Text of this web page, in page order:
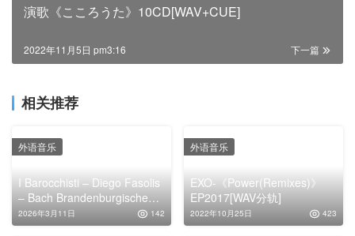
演歌《こころうた》10CD[WAV+CUE]
下一篇
2022年11月5日 pm3:16
相关推荐
I Barocchisti – Diego Fasolis
– Bach Brandenburgische
Konzerte Nr. 5-6 BWV 1050-
1051 – Tri – Duilio Galfetti
2026年3月11日 142
外语音乐
EXO-《Power(Remixes)》
EP2017[WAV分轨]
2022年10月25日 423
外语音乐